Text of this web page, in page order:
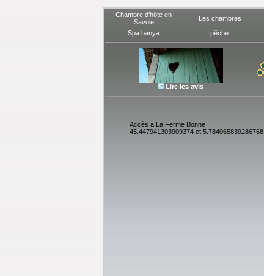
Chambre d'hôte en
Savoie
Les chambres
Spa banya
pêche
Lire les avis
Accès à La Ferme Bonne
45.447941303909374 et 5.784065839286768